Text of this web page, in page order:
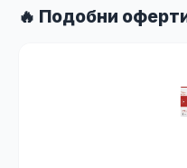
🔥 Подобни